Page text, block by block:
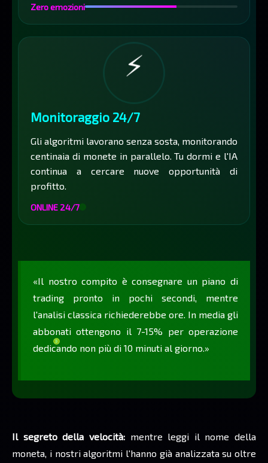
Zero emozioni
⚡
Monitoraggio 24/7
Gli algoritmi lavorano senza sosta, monitorando
centinaia di monete in parallelo. Tu dormi e l'IA
continua a cercare nuove opportunità di
profitto.
ONLINE 24/7
«Il nostro compito è consegnare un piano di
trading pronto in pochi secondi, mentre
l'analisi classica richiederebbe ore. In media gli
abbonati ottengono il 7-15% per operazione
dedicando non più di 10 minuti al giorno.»
Il segreto della velocità:mentre leggi il nome della
moneta, i nostri algoritmi l'hanno già analizzata su oltre